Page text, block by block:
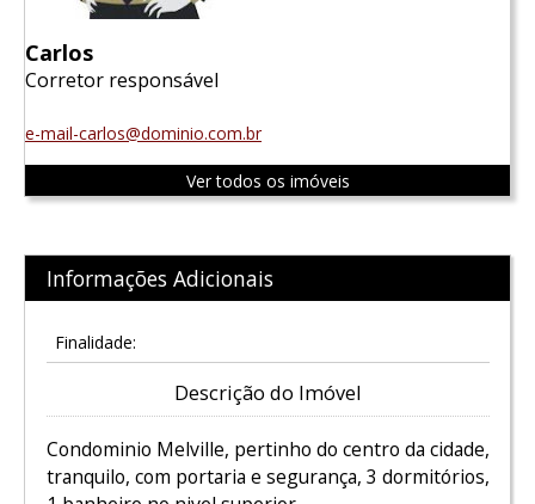
Carlos
Corretor responsável
e-mail-carlos@dominio.com.br
Ver todos os imóveis
Informações Adicionais
Finalidade:
Descrição do Imóvel
Condominio Melville, pertinho do centro da cidade,
tranquilo, com portaria e segurança, 3 dormitórios,